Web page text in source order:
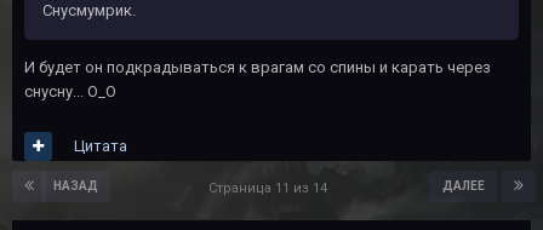
Снусмумрик.
И будет он подкрадываться к врагам со спины и карать через
снусну... О_О
Цитата
НАЗАД ДАЛЕЕ
Страница 11 из 14